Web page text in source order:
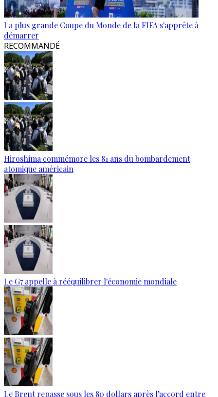
La plus grande Coupe du Monde de la FIFA s'apprête à
démarrer
RECOMMANDÉ
Hiroshima commémore les 81 ans du bombardement
atomique américain
Le G7 appelle à rééquilibrer l'économie mondiale
Le Brent repasse sous les 80 dollars après l’accord entre